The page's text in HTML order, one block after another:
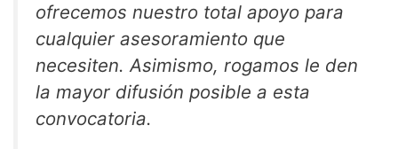
ofrecemos nuestro total apoyo para
cualquier asesoramiento que
necesiten. Asimismo, rogamos le den
la mayor difusión posible a esta
convocatoria.